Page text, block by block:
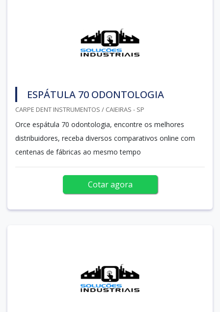
ESPÁTULA 70 ODONTOLOGIA
CARPE DENT INSTRUMENTOS / CAIEIRAS - SP
Orce espátula 70 odontologia, encontre os melhores
distribuidores, receba diversos comparativos online com
centenas de fábricas ao mesmo tempo
Cotar agora